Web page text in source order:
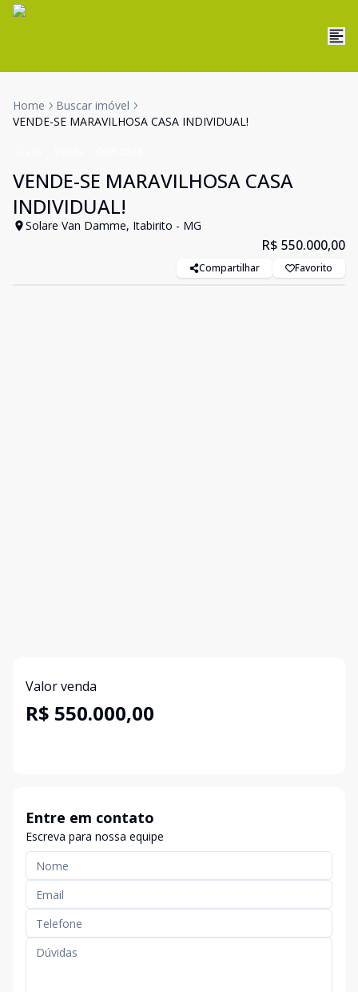
Home
Buscar imóvel
VENDE-SE MARAVILHOSA CASA INDIVIDUAL!
VENDE-SE MARAVILHOSA CASA
INDIVIDUAL!
Solare Van Damme, Itabirito - MG
R$ 550.000,00
Compartilhar Favorito
Valor venda
R$ 550.000,00
Entre em contato
Escreva para nossa equipe